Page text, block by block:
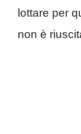
lottare per
non è